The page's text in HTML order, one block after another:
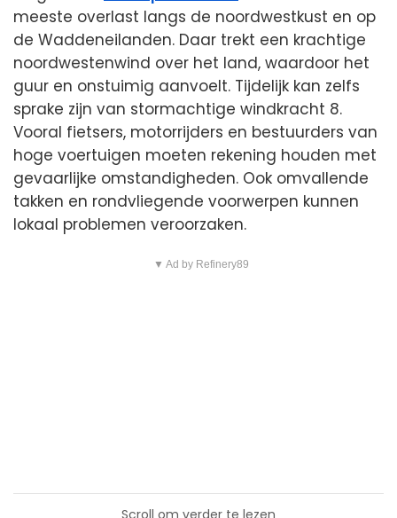
meeste overlast langs de noordwestkust en op
de Waddeneilanden. Daar trekt een krachtige
noordwestenwind over het land, waardoor het
guur en onstuimig aanvoelt. Tijdelijk kan zelfs
sprake zijn van stormachtige windkracht 8.
Vooral fietsers, motorrijders en bestuurders van
hoge voertuigen moeten rekening houden met
gevaarlijke omstandigheden. Ook omvallende
takken en rondvliegende voorwerpen kunnen
lokaal problemen veroorzaken.
▼ Ad by Refinery89
Scroll om verder te lezen